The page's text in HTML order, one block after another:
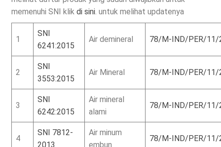
memenuhi SNI klik di sini. untuk melihat updatenya
1
SNI
6241:2015
Air demineral 78/M-IND/PER/11/
2
SNI
3553:2015
Air Mineral 78/M-IND/PER/11/
3
SNI
6242:2015
Air mineral
alami
78/M-IND/PER/11/
4
SNI 7812-
2013
Air minum
embun
78/M-IND/PER/11/